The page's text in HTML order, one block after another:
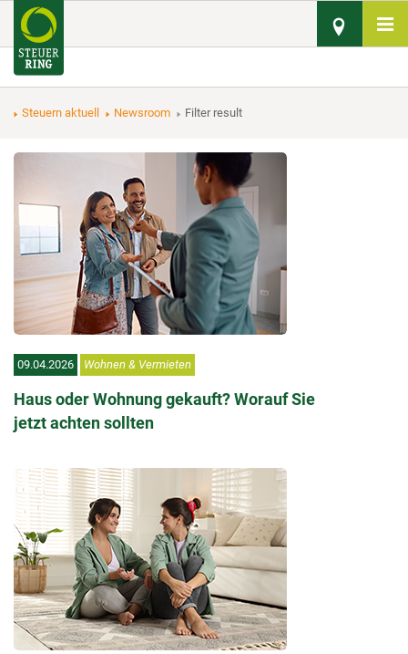
Steuern aktuell Newsroom Filter result
09.04.2026 Wohnen & Vermieten
Haus oder Wohnung gekauft? Worauf Sie
jetzt achten sollten